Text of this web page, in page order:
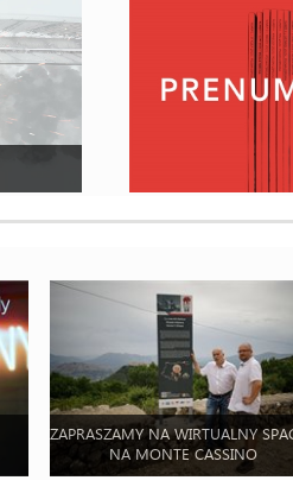
ZAPRASZAMY NA WIRTUALNY
NA MONTE CASSINO